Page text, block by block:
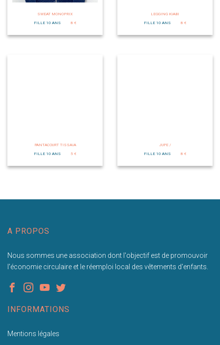
SWEAT MONOPRIX
FILLE 10 ANS
8 €
LEGGING KIABI
FILLE 10 ANS
8 €
PANTACOURT TISSAIA
FILLE 10 ANS
5 €
JUPE /
FILLE 10 ANS
8 €
A PROPOS
Nous sommes une association dont l'objectif est de promouvoir
l'économie circulaire et le réemploi local des vêtements d'enfants.
INFORMATIONS
Mentions légales